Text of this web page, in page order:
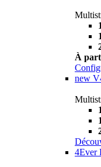
À
new
4Ever